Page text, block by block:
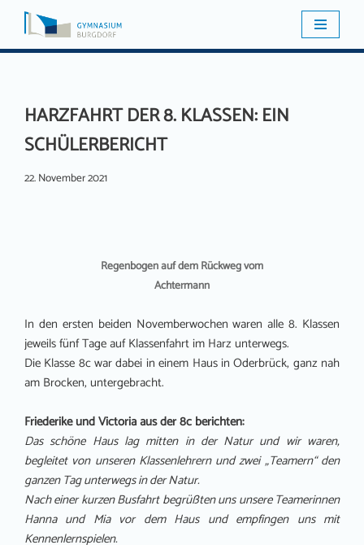
Zum
HARZFAHRT DER 8. KLASSEN: EIN
SCHÜLERBERICHT
22. November 2021
Regenbogen auf dem Rückweg vom
Achtermann
In den ersten beiden Novemberwochen waren alle 8. Klassen
jeweils fünf Tage auf Klassenfahrt im Harz unterwegs.
Die Klasse 8c war dabei in einem Haus in Oderbrück, ganz nah
am Brocken, untergebracht.
Friederike und Victoria aus der 8c berichten:
Das schöne Haus lag mitten in der Natur und wir waren,
begleitet von unseren Klassenlehrern und zwei „Teamern“ den
ganzen Tag unterwegs in der Natur.
Nach einer kurzen Busfahrt begrüßten uns unsere Teamerinnen
Hanna und Mia vor dem Haus und empfingen uns mit
Kennenlernspielen.